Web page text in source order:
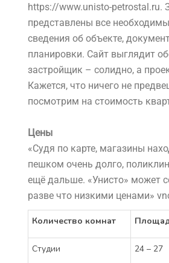
https://www.unisto-petrostal.ru.
представлены все
сведения об объекте,
планировки. Сайт выглядит
застройщик – солидно, а
Кажется, что ничего не
посмотрим на стоимость
Цены
«Судя по карте, магазины
пешком очень долго,
ещё дальше. «Унисто» может
разве что низкими ценами»
Количество комнат
Студии 24 – 27